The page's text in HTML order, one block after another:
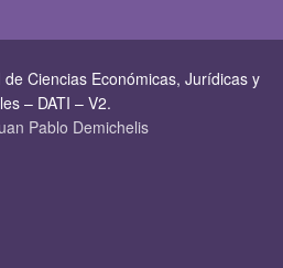
Ciencias Económicas, Jurí­dicas y
– DATI – V2.
Pablo Demichelis